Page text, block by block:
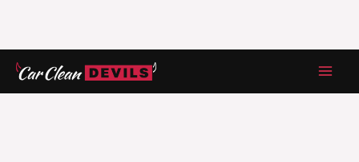
Zum
Inhalt